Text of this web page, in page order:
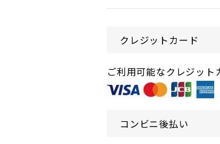
クレジットカード
ご利用可能なクレジット
コンビニ後払い